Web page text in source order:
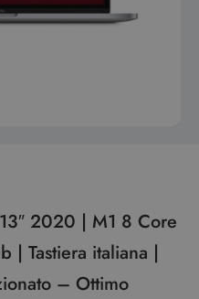
2020 | M1 8 Core
| Tastiera italiana |
– Ottimo